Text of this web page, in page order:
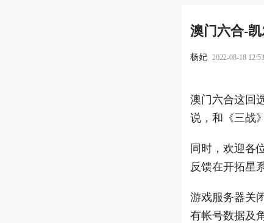
澳门六合-
杨妃 2022-08-18
澳门六合这回
说，和《三战
同时，欢迎各
反馈在开拓星
游戏服务器关
有帐号数据及